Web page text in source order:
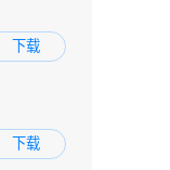
下载
下载